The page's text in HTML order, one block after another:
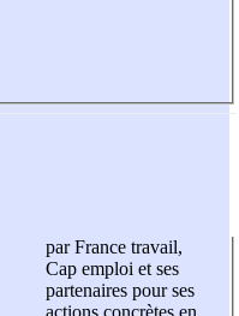
par France travail,
Cap emploi et ses
partenaires pour ses